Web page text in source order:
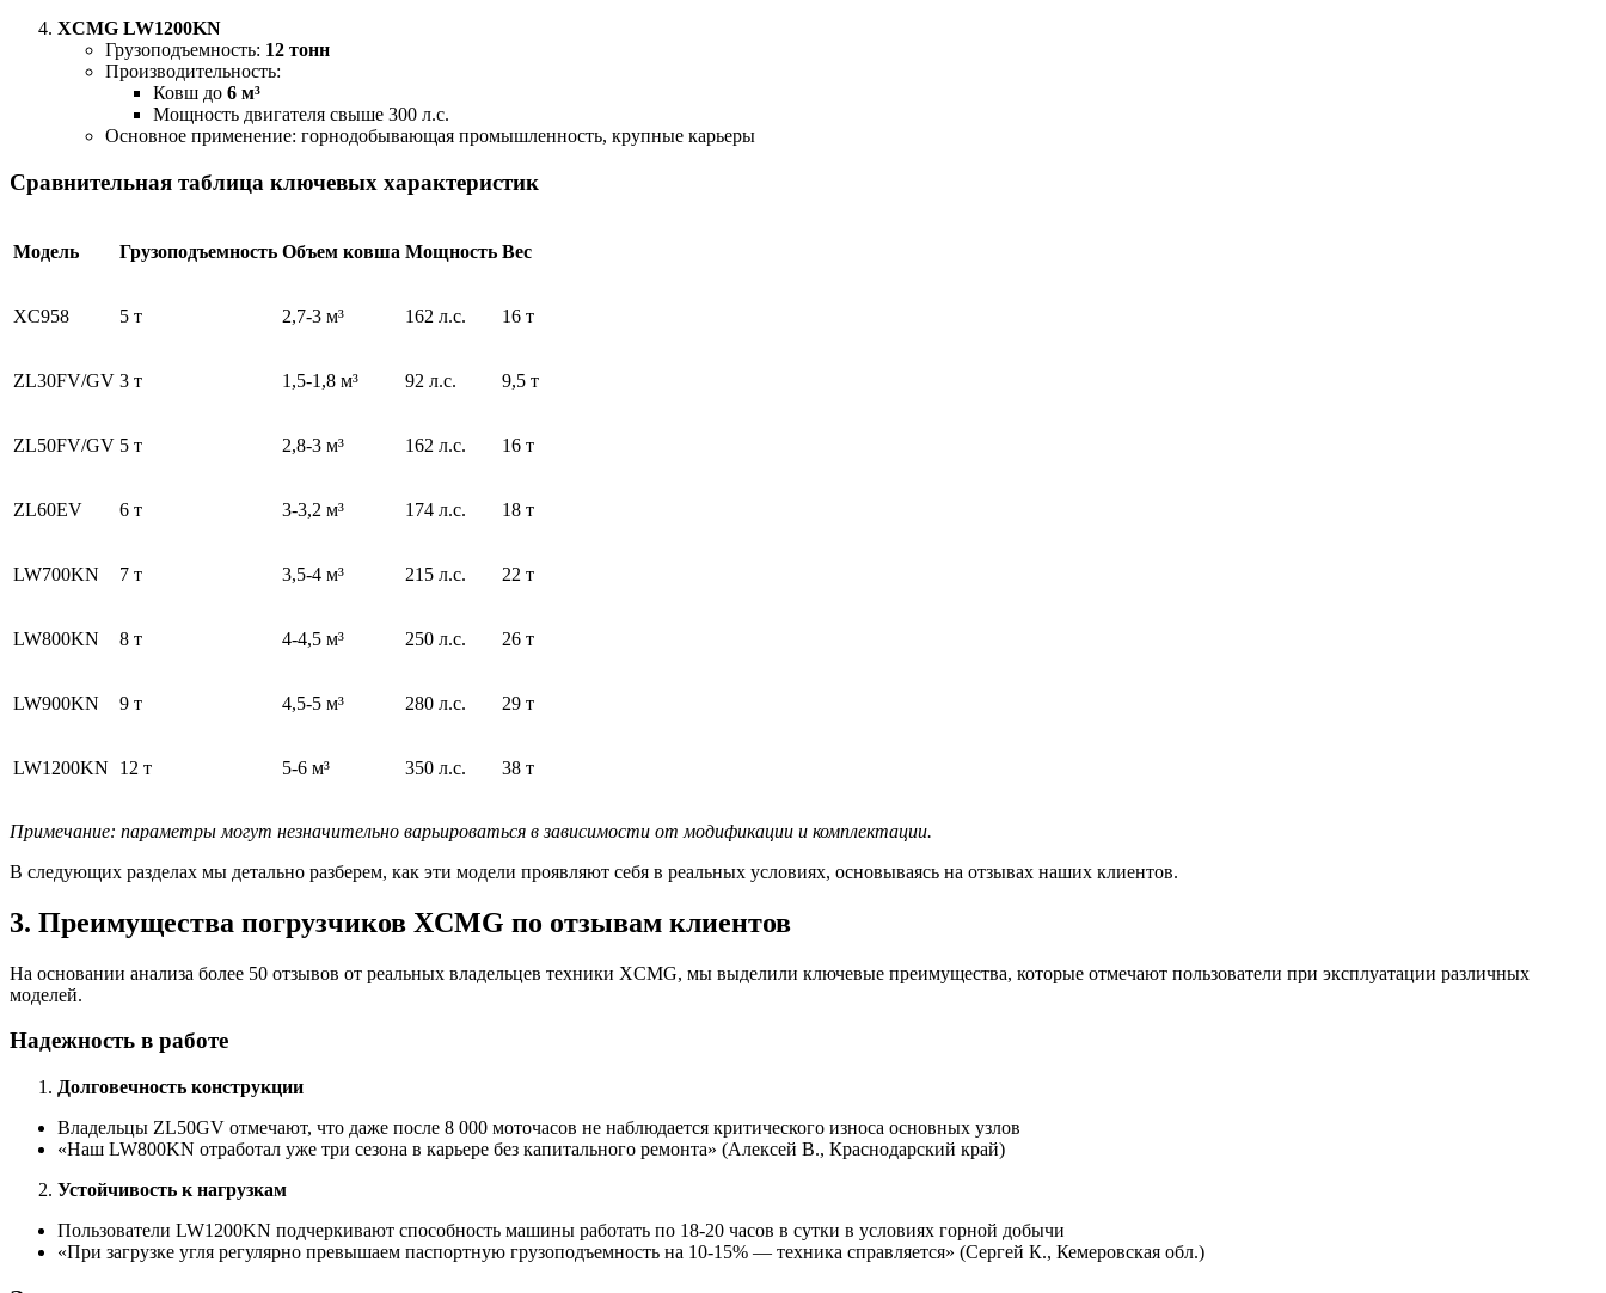
XCMG LW1200KN
Грузоподъемность: 12 тонн
Производительность:
Ковш до 6 м³
Мощность двигателя свыше 300 л.с.
Основное применение: горнодобывающая промышленность, крупные карьеры
Сравнительная таблица ключевых характеристик
Модель Грузоподъемность Объем ковша Мощность Вес
XC958 5 т 2,7-3 м³ 162 л.с. 16 т
ZL30FV/GV 3 т 1,5-1,8 м³ 92 л.с. 9,5 т
ZL50FV/GV 5 т 2,8-3 м³ 162 л.с. 16 т
ZL60EV 6 т 3-3,2 м³ 174 л.с. 18 т
LW700KN 7 т 3,5-4 м³ 215 л.с. 22 т
LW800KN 8 т 4-4,5 м³ 250 л.с. 26 т
LW900KN 9 т 4,5-5 м³ 280 л.с. 29 т
LW1200KN 12 т 5-6 м³ 350 л.с. 38 т
Примечание: параметры могут незначительно варьироваться в зависимости от модификации и комплектации.
В следующих разделах мы детально разберем, как эти модели проявляют себя в реальных условиях, основываясь на отзывах наших клиентов.
3. Преимущества погрузчиков XCMG по отзывам клиентов
На основании анализа более 50 отзывов от реальных владельцев техники XCMG, мы выделили ключевые преимущества, которые отмечают пользователи при эксплуатации различных
моделей.
Надежность в работе
Долговечность конструкции
Владельцы ZL50GV отмечают, что даже после 8 000 моточасов не наблюдается критического износа основных узлов
«Наш LW800KN отработал уже три сезона в карьере без капитального ремонта» (Алексей В., Краснодарский край)
Устойчивость к нагрузкам
Пользователи LW1200KN подчеркивают способность машины работать по 18-20 часов в сутки в условиях горной добычи
«При загрузке угля регулярно превышаем паспортную грузоподъемность на 10-15% — техника справляется» (Сергей К., Кемеровская обл.)